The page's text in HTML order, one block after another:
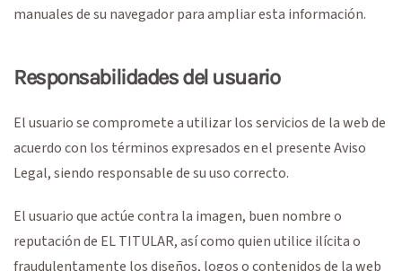
manuales de su navegador para ampliar esta información.
Responsabilidades del usuario
El usuario se compromete a utilizar los servicios de la web de
acuerdo con los términos expresados en el presente Aviso
Legal, siendo responsable de su uso correcto.
El usuario que actúe contra la imagen, buen nombre o
reputación de EL TITULAR, así como quien utilice ilícita o
fraudulentamente los diseños, logos o contenidos de la web